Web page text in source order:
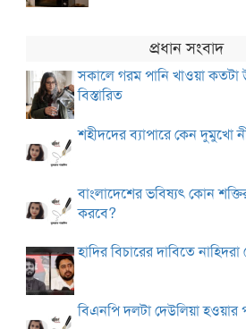
প্রধান সংবাদ
সকালে গরম পানি খাওয়া কতটা
বিস্তারিত
শহীদদের ব্যাপারে কেন দুমুখো
বাংলাদেশের ভবিষ্যৎ কোন
করবে?
হাদির বিচারের দাবিতে
বিএনপি দলটা দেউলিয়া হওয়ার